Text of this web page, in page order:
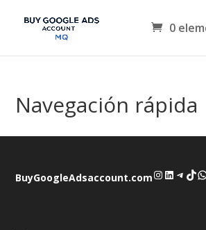
0
Navegación rápida
BuyGoogleAdsaccount.comInstagram